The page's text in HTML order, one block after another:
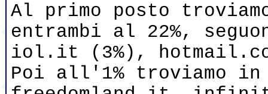
Al primo posto
entrambi al 22%,
iol.it (3%),
Poi all'1% troviamo in